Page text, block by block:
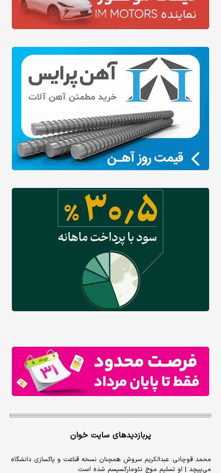
پربازدیدهای سایت خوان
محمد قوچانی: عبدالکریم سروش همچنان نسخه قناعت و پاکسازی دانشگاه
می‌پیچد | او تسلیم موج نئومارکسیسم شده است